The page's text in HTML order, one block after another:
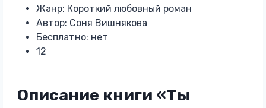
Жанр: Короткий любовный роман
Автор: Соня Вишнякова
Бесплатно: нет
12
Описание книги «Ты